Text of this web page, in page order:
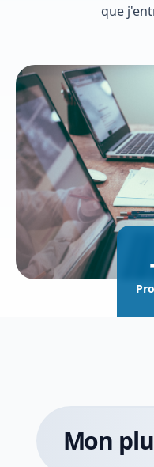
que
Mon